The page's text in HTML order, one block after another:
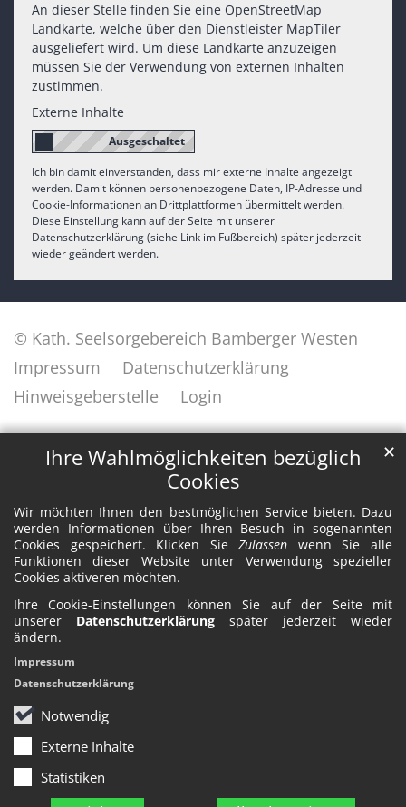
Ihre Wahlmöglichkeiten bezüglich
Cookies
Wir möchten Ihnen den bestmöglichen Service bieten. Dazu
werden Informationen über Ihren Besuch in sogenannten
Cookies gespeichert. Klicken SieZulassen wenn Sie alle
Funktionen dieser Website unter Verwendung spezieller
Cookies aktiveren möchten.
Ihre Cookie-Einstellungen können Sie auf der Seite mit
unserer Datenschutzerklärung später jederzeit wieder
ändern.
Notwendig
Externe Inhalte
Statistiken
✕
Impressum
Datenschutzerklärung
An dieser Stelle finden Sie eine OpenStreetMap
Landkarte, welche über den Dienstleister MapTiler
ausgeliefert wird. Um diese Landkarte anzuzeigen
müssen Sie der Verwendung von externen Inhalten
zustimmen.
Externe Inhalte
Ich bin damit einverstanden, dass mir externe Inhalte angezeigt
werden. Damit können personenbezogene Daten, IP-Adresse und
Cookie-Informationen an Drittplattformen übermittelt werden.
Diese Einstellung kann auf der Seite mit unserer
Datenschutzerklärung (siehe Link im Fußbereich) später jederzeit
wieder geändert werden.
© Kath. Seelsorgebereich Bamberger Westen
Impressum
Datenschutzerklärung
Hinweisgeberstelle
Login